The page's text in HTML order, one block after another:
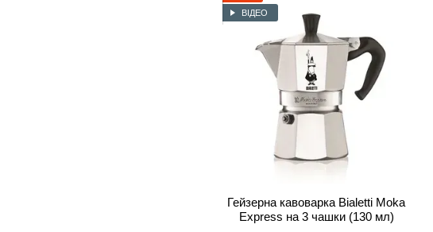
ВІДЕО
Гейзерна кавоварка Bialetti Moka
Express на 3 чашки (130 мл)